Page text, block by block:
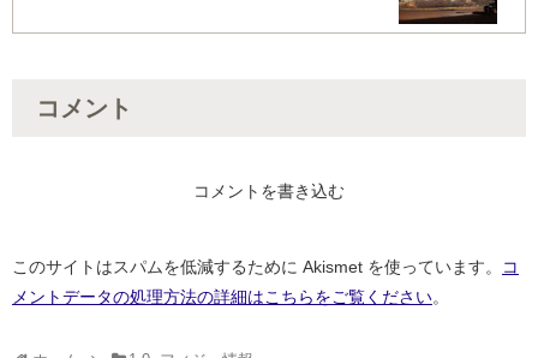
コメント
コメントを書き込む
このサイトはスパムを低減するために Akismet を使っています。
コ
メントデータの処理方法の詳細はこちらをご覧ください。